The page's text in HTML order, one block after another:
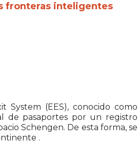
fronteras inteligentes
System (EES), conocido como
de pasaportes por un registro
Schengen. De esta forma, se
.